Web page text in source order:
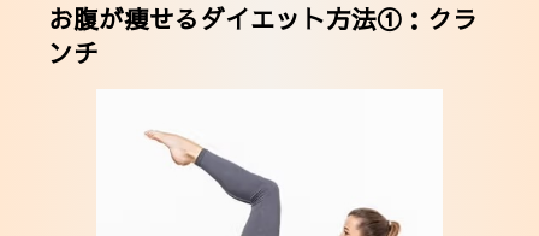
お腹が痩せるダイエット方法①：クラ
ンチ